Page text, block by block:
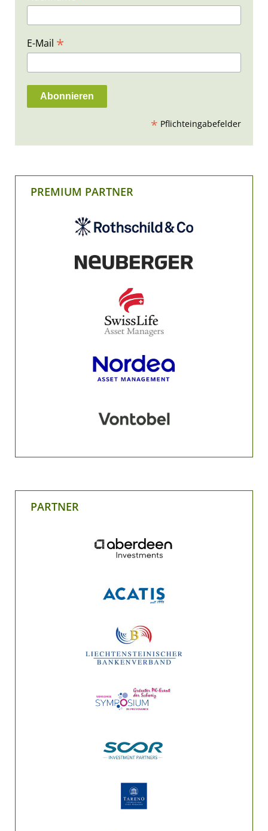
E-Mail *
* Pflichteingabefelder
PREMIUM PARTNER
PARTNER